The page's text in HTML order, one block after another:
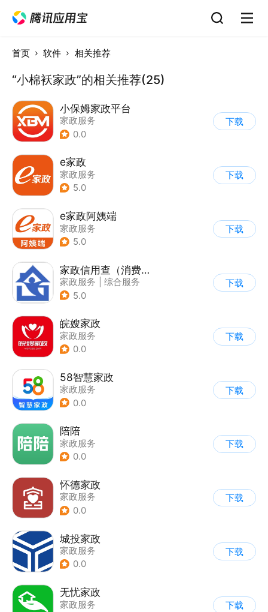
首页 软件 相关推荐
“小棉袄家政”的相关推荐(25)
小保姆家政平台
家政服务
0.0
下载
e家政
家政服务
5.0
下载
e家政阿姨端
家政服务
5.0
下载
家政信用查（消费者端）
家政服务
综合服务
5.0
下载
皖嫂家政
家政服务
0.0
下载
58智慧家政
家政服务
0.0
下载
陪陪
家政服务
0.0
下载
怀德家政
家政服务
0.0
下载
城投家政
家政服务
0.0
下载
无忧家政
家政服务
下载